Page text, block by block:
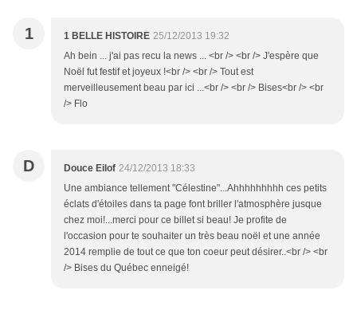
1 1 BELLE HISTOIRE 25/12/2013 19:32
Ah bein ... j'ai pas recu la news ... <br /> <br /> J'espère que
Noël fut festif et joyeux !<br /> <br /> Tout est
merveilleusement beau par ici ...<br /> <br /> Bises<br /> <br
/> Flo
D Douce Eilof 24/12/2013 18:33
Une ambiance tellement "Célestine"...Ahhhhhhhhh ces petits
éclats d'étoiles dans ta page font briller l'atmosphère jusque
chez moi!...merci pour ce billet si beau! Je profite de
l'occasion pour te souhaiter un très beau noël et une année
2014 remplie de tout ce que ton coeur peut désirer..<br /> <br
/> Bises du Québec enneigé!